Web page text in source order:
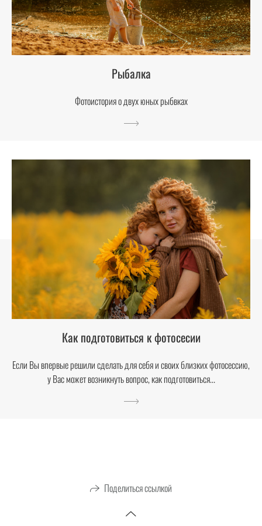
Рыбалка
Фотоистория о двух юных рыбвках
Как подготовиться к фотосесии
Если Вы впервые решили сделать для себя и своих близких фотосессию,
у Вас может возникнуть вопрос, как подготовиться...
Поделиться ссылкой